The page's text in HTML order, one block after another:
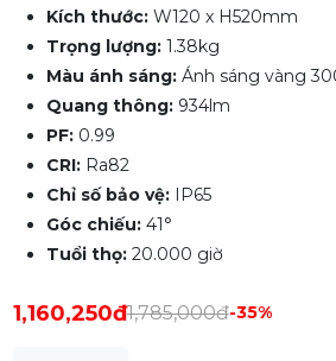
Kích thước: W120 x H520mm
Trọng lượng: 1.38kg
Màu ánh sáng:Ánh sáng vàng
Quang thông:934lm
PF:0.99
CRI: Ra82
Chỉ số bảo vệ:
IP65
Góc chiếu: 41°
Tuổi thọ: 20.000 giờ
1,160,250đ1,785,000đ-35%